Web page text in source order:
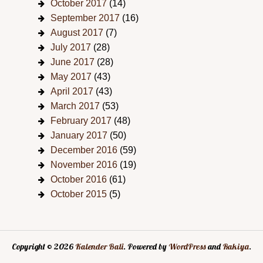
October 2017 (14)
September 2017 (16)
August 2017 (7)
July 2017 (28)
June 2017 (28)
May 2017 (43)
April 2017 (43)
March 2017 (53)
February 2017 (48)
January 2017 (50)
December 2016 (59)
November 2016 (19)
October 2016 (61)
October 2015 (5)
Copyright © 2026 Kalender Bali. Powered by WordPressandRakiya.